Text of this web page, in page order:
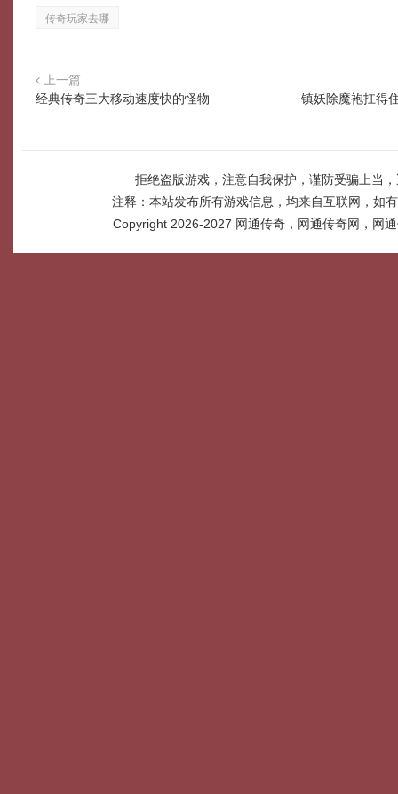
传奇玩家去哪
上一篇
经典传奇三大移动速度快的怪物
镇妖除魔袍扛得
拒绝盗版游戏，注意自我保护，谨防受骗上当
注释：本站发布所有游戏信息，均来自互联网，如
Copyright 2026-2027 网通传奇，网通传奇网，网